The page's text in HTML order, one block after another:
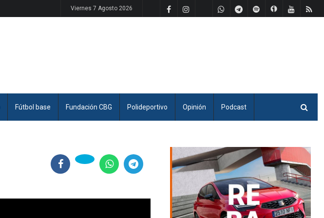
Viernes 7 Agosto 2026
Fútbol base Fundación CBG Polideportivo Opinión Podcast